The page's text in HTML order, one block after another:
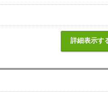
詳細表示す